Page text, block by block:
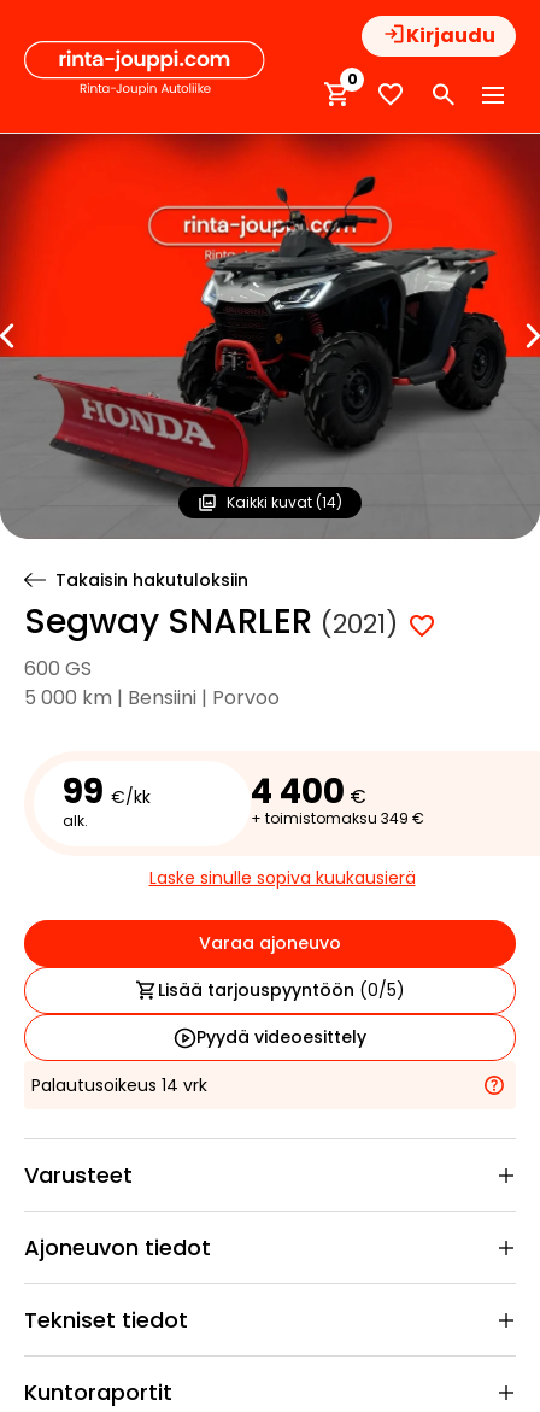
sisältöön
Kirjaudu
0
Kaikki kuvat (14)
Takaisin hakutuloksiin
Segway SNARLER (2021)
600 GS
5 000 km | Bensiini | Porvoo
99 €/kk
alk.
4 400 €
+ toimistomaksu 349 €
Laske sinulle sopiva kuukausierä
Varaa ajoneuvo
Lisää tarjouspyyntöön (0/5)
Pyydä videoesittely
Palautusoikeus 14 vrk
Varusteet
Ajoneuvon tiedot
Tekniset tiedot
Kuntoraportit